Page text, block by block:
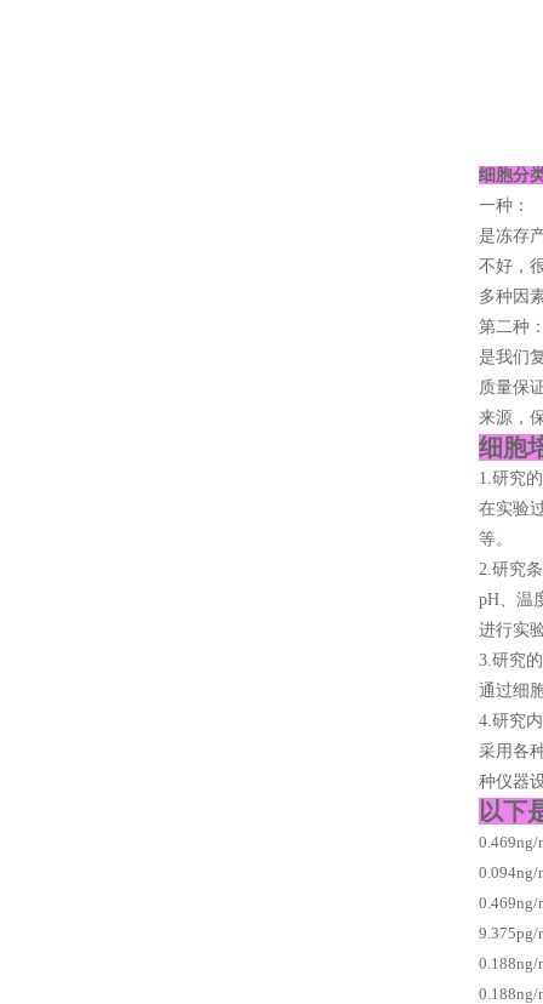
细胞分
一种：
是冻存
不好，
多种因
第二种
是我们
质量保
来源，
细胞
1.研究
在实验
等。
2.研究
pH、温
进行实
3.研究
通过细
4.研究
采用各
种仪器
以下